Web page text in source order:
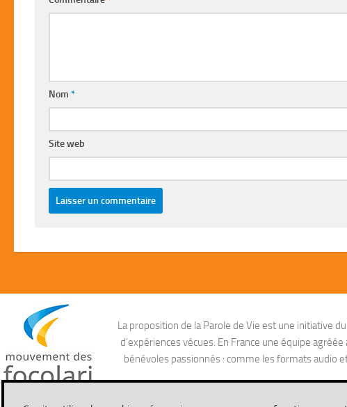
Nom *
Site web
La proposition de la Parole de Vie est une initiative
d’expériences vécues. En France une équipe
bénévoles passionnés : comme les formats audio